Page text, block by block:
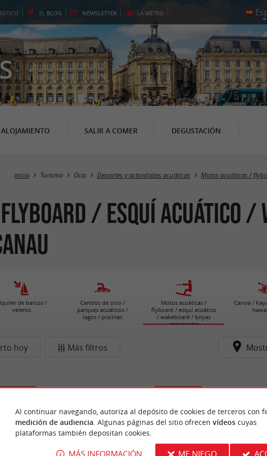
EL BLOG NEWSLETTER LA METEO
ALOJAMIENTO SALIR A COMER DEGUSTACIÓN
inicio Turismo Ocio Deportes y actividades acuáticas Motos acuáticas /
/ esquí acuático /
de barcos /
veleros
Centros de ocio /
parques acuáticos /
lagos / piscinas
Motos acuáticas /
flyboard / esquí acuático
/ wakeboard / boyas
remolcadas
Canoa /
hoy Más filtros
Al continuar navegando, autoriza al depósito de cookies de terceros con
medición de audiencia . Algunas páginas del sitio ofrecen vídeoscuyas
plataformas también depositan cookies.